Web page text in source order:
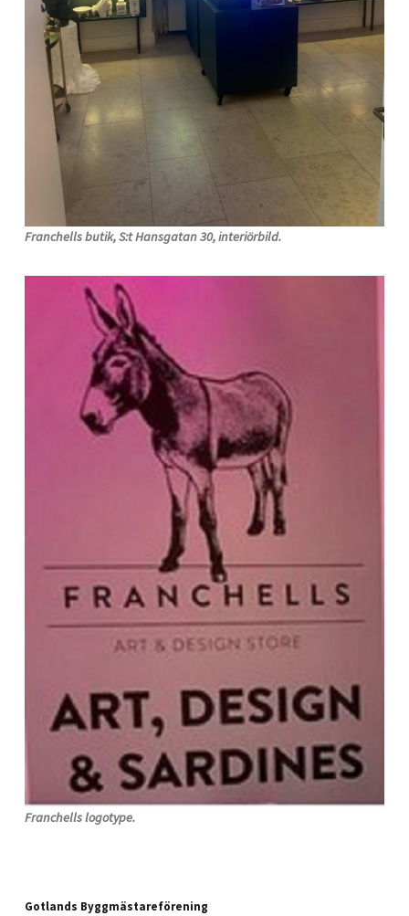
Franchells butik, S:t Hansgatan 30, interiörbild.
Franchells logotype.
Gotlands Byggmästareförening